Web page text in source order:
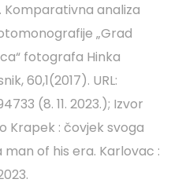
Komparativna analiza
„Grad
fotografa Hinka
60,1(2017). URL:
(8. 11. 2023.); Izvor
Krapek : čovjek svoga
of his era. Karlovac :